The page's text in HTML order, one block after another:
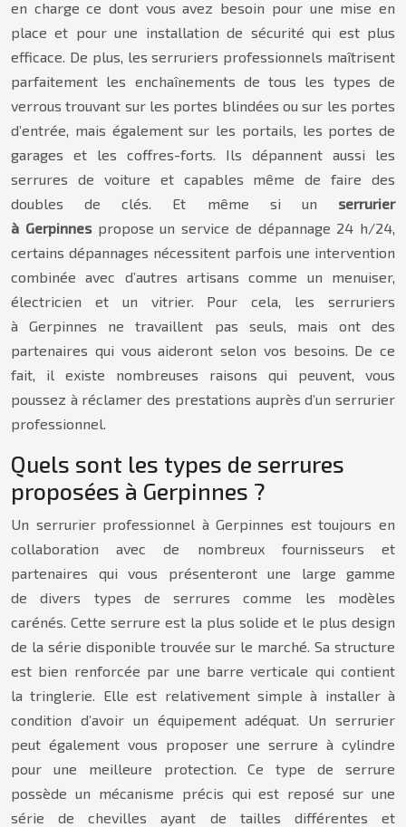
en charge ce dont vous avez besoin pour une mise en
place et pour une installation de sécurité qui est plus
efficace. De plus, les serruriers professionnels maîtrisent
parfaitement les enchaînements de tous les types de
verrous trouvant sur les portes blindées ou sur les portes
d’entrée, mais également sur les portails, les portes de
garages et les coffres-forts. Ils dépannent aussi les
serrures de voiture et capables même de faire des
doubles de clés. Et même si un serrurier
à Gerpinnespropose un service de dépannage 24 h/24,
certains dépannages nécessitent parfois une intervention
combinée avec d’autres artisans comme un menuiser,
électricien et un vitrier. Pour cela, les serruriers
à Gerpinnes ne travaillent pas seuls, mais ont des
partenaires qui vous aideront selon vos besoins. De ce
fait, il existe nombreuses raisons qui peuvent, vous
poussez à réclamer des prestations auprès d’un serrurier
professionnel.
Quels sont les types de serrures
proposées à Gerpinnes ?
Un serrurier professionnel à Gerpinnes est toujours en
collaboration avec de nombreux fournisseurs et
partenaires qui vous présenteront une large gamme
de divers types de serrures comme les modèles
carénés. Cette serrure est la plus solide et le plus design
de la série disponible trouvée sur le marché. Sa structure
est bien renforcée par une barre verticale qui contient
la tringlerie. Elle est relativement simple à installer à
condition d’avoir un équipement adéquat. Un serrurier
peut également vous proposer une serrure à cylindre
pour une meilleure protection. Ce type de serrure
possède un mécanisme précis qui est reposé sur une
série de chevilles ayant de tailles différentes et